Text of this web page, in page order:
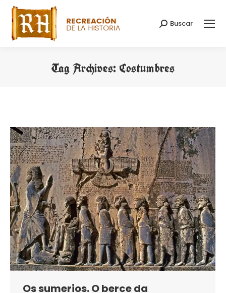
Search:
Buscar
Tag Archives: Costumbres
Os sumerios. O berce da